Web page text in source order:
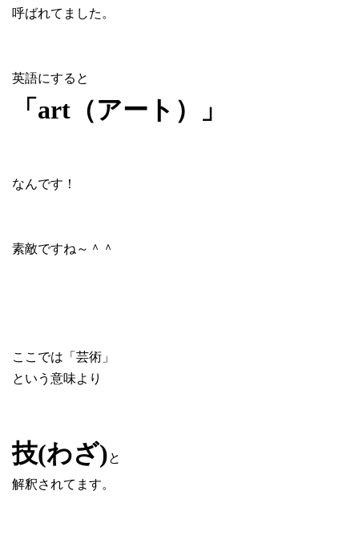
呼ばれてました。
英語にすると
「art（アート）」
なんです！
素敵ですね～＾＾
ここでは「芸術」
という意味より
技(わざ)と
解釈されてます。